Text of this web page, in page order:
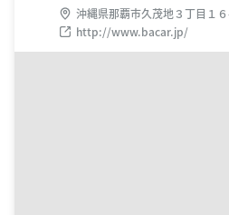
沖縄県那覇市久茂地３丁目１６
http://www.bacar.jp/